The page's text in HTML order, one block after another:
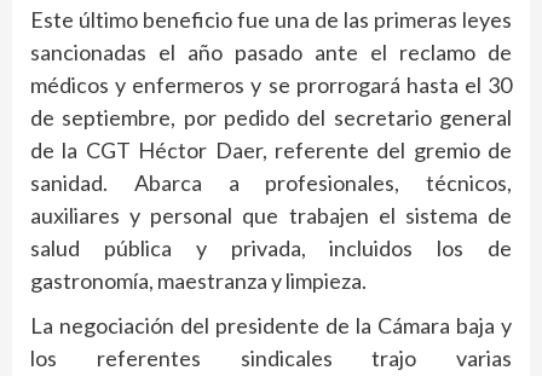
Este último beneficio fue una de las primeras leyes
sancionadas el año pasado ante el reclamo de
médicos y enfermeros y se prorrogará hasta el 30
de septiembre, por pedido del secretario general
de la CGT Héctor Daer, referente del gremio de
sanidad. Abarca a profesionales, técnicos,
auxiliares y personal que trabajen el sistema de
salud pública y privada, incluidos los de
gastronomía, maestranza y limpieza.
La negociación del presidente de la Cámara baja y
los referentes sindicales trajo varias